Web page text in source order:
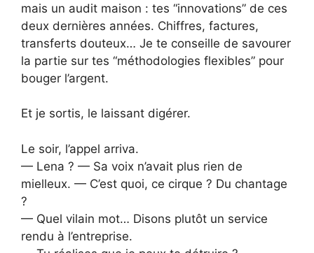
mais un audit maison : tes “innovations” de ces
deux dernières années. Chiffres, factures,
transferts douteux… Je te conseille de savourer
la partie sur tes “méthodologies flexibles” pour
bouger l’argent.
Et je sortis, le laissant digérer.
Le soir, l’appel arriva.
— Lena ? — Sa voix n’avait plus rien de
mielleux. — C’est quoi, ce cirque ? Du chantage
?
— Quel vilain mot… Disons plutôt un service
rendu à l’entreprise.